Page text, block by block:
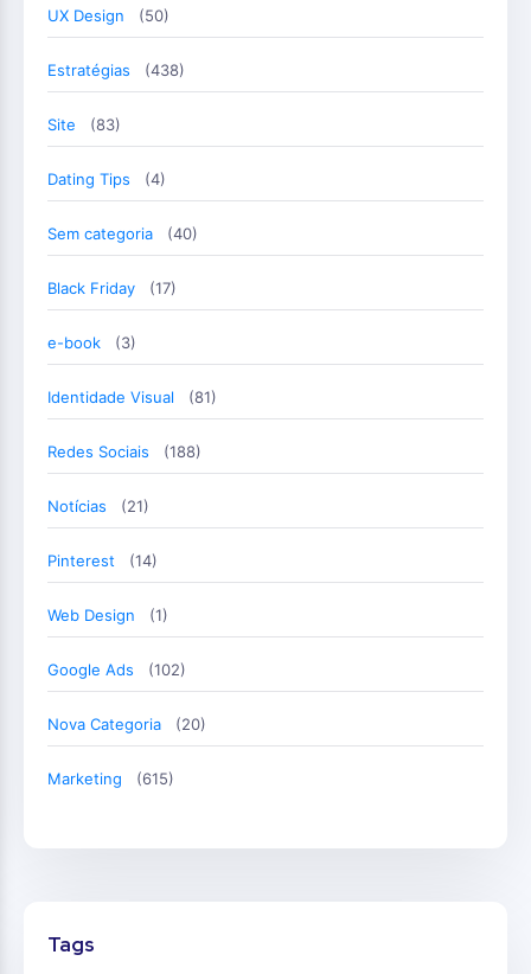
UX Design (50)
Estratégias (438)
Site (83)
Dating Tips (4)
Sem categoria (40)
Black Friday (17)
e-book (3)
Identidade Visual (81)
Redes Sociais (188)
Notícias (21)
Pinterest (14)
Web Design (1)
Google Ads (102)
Nova Categoria (20)
Marketing (615)
Tags